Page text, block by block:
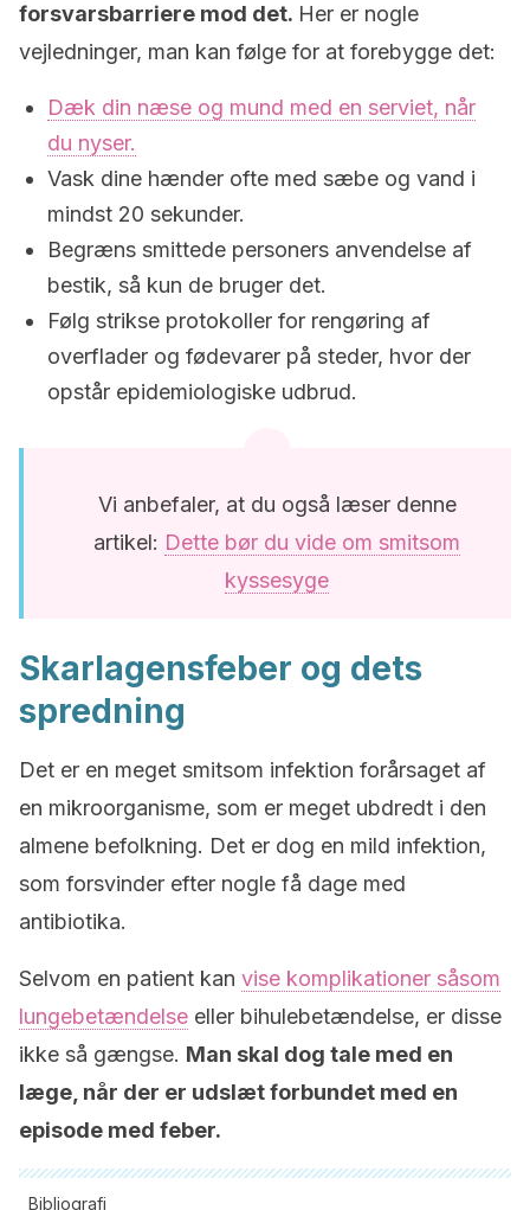
forsvarsbarriere mod det. Her er nogle
vejledninger, man kan følge for at forebygge det:
Dæk din næse og mund med en serviet, når
du nyser.
Vask dine hænder ofte med sæbe og vand i
mindst 20 sekunder.
Begræns smittede personers anvendelse af
bestik, så kun de bruger det.
Følg strikse protokoller for rengøring af
overflader og fødevarer på steder, hvor der
opstår epidemiologiske udbrud.
Vi anbefaler, at du også læser denne
artikel: Dette bør du vide om smitsom
kyssesyge
Skarlagensfeber og dets
spredning
Det er en meget smitsom infektion forårsaget af
en mikroorganisme, som er meget ubdredt i den
almene befolkning. Det er dog en mild infektion,
som forsvinder efter nogle få dage med
antibiotika.
Selvom en patient kan vise komplikationer såsom
lungebetændelse eller bihulebetændelse, er disse
ikke så gængse. Man skal dog tale med en
læge, når der er udslæt forbundet med en
episode med feber.
Bibliografi